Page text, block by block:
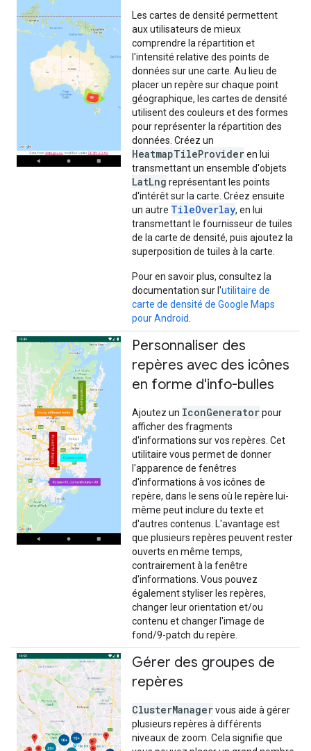
Les cartes de densité permettent
aux utilisateurs de mieux
comprendre la répartition et
l'intensité relative des points de
données sur une carte. Au lieu de
placer un repère sur chaque point
géographique, les cartes de densité
utilisent des couleurs et des formes
pour représenter la répartition des
données. Créez un
HeatmapTileProvideren lui
transmettant un ensemble d'objets
LatLng représentant les points
d'intérêt sur la carte. Créez ensuite
un autre TileOverlay, en lui
transmettant le fournisseur de tuiles
de la carte de densité, puis ajoutez la
superposition de tuiles à la carte.
Pour en savoir plus, consultez la
documentation sur l'utilitaire de
carte de densité de Google Maps
pour Android
Personnaliser des
repères avec des icônes
en forme d'info-bulles
Ajoutez un IconGeneratorpour
afficher des fragments
d'informations sur vos repères. Cet
utilitaire vous permet de donner
l'apparence de fenêtres
d'informations à vos icônes de
repère, dans le sens où le repère lui-
même peut inclure du texte et
d'autres contenus. L'avantage est
que plusieurs repères peuvent rester
ouverts en même temps,
contrairement à la fenêtre
d'informations. Vous pouvez
également styliser les repères,
changer leur orientation et/ou
contenu et changer l'image de
fond/9-patch du repère.
Gérer des groupes de
repères
ClusterManagervous aide à gérer
plusieurs repères à différents
niveaux de zoom. Cela signifie que